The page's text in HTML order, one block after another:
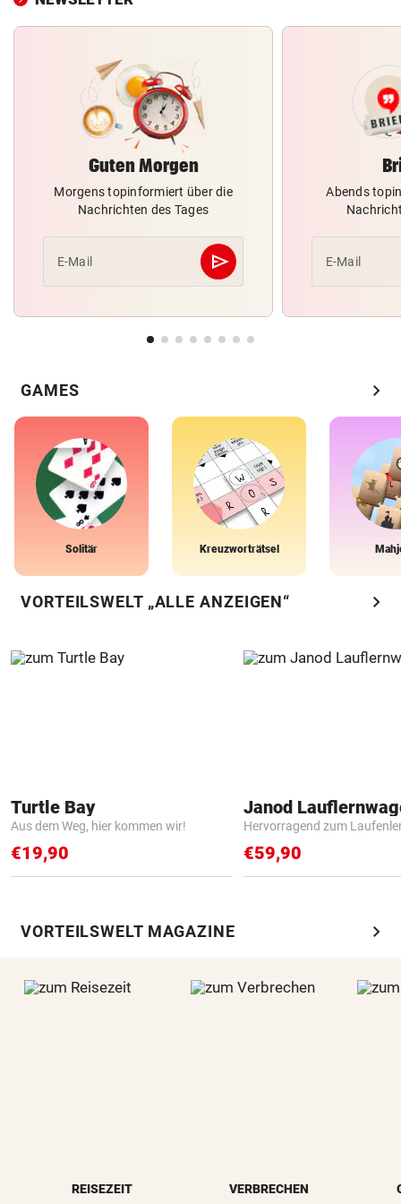
Guten Morgen
Morgens topinformiert über die
Nachrichten des Tages
E-Mail send
Abschicken
Abends
E-Mail
GAMES chevron_right
Solitär Kreuzworträtsel
VORTEILSWELT „ALLE ANZEIGEN“ chevron_right
Turtle Bay
Aus dem Weg, hier kommen wir!
€19,90
Janod
Hervorragend zum
€59,90
VORTEILSWELT MAGAZINE chevron_right
REISEZEIT VERBRECHEN